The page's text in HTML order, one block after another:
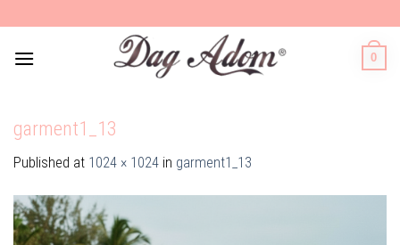
to
content
0
garment1_13
Published at 1024 × 1024 in garment1_13